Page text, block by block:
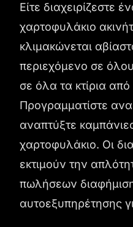
Είτε διαχειρίζεστε
χαρτοφυλάκιο
κλιμακώνεται
περιεχόμενο σε
σε όλα τα κτίρια
Προγραμματίστε
αναπτύξτε
χαρτοφυλάκιο. Οι
εκτιμούν την
πωλήσεων
αυτοεξυπηρέτησης